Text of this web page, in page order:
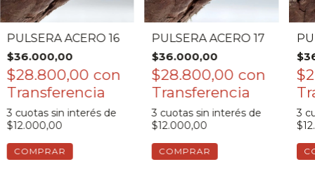
PULSERA ACERO 16
$36.000,00
$28.800,00 con
3 cuotas sin interés de
$12.000,00
COMPRAR
PULSERA ACERO 17
$36.000,00
$28.800,00 con
3 cuotas sin interés de
$12.000,00
COMPRAR
3